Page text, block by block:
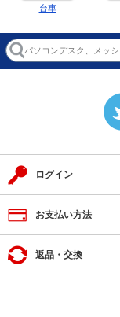
台車
ログイン
お支払い方法
返品・交換